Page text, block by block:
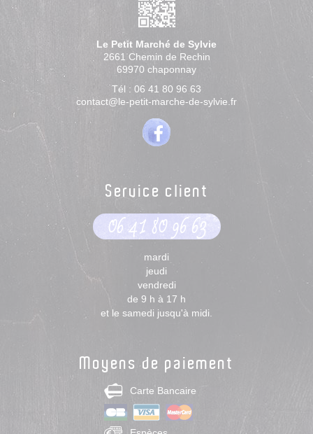
Le Petit Marché de Sylvie
2661 Chemin de Rechin
69970 chaponnay
Tél : 06 41 80 96 63
contact@le-petit-marche-de-sylvie.fr
Service client
06 41 80 96 63
mardi
jeudi
vendredi
de 9 h à 17 h
et le samedi jusqu'à midi.
Moyens de paiement
Carte Bancaire